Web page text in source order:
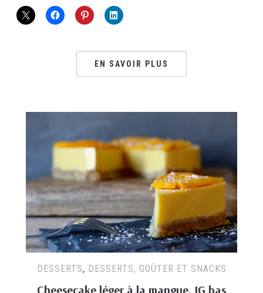
EN SAVOIR PLUS
DESSERTS, DESSERTS, GOÛTER ET SNACKS
Cheesecake léger à la mangue, IG bas